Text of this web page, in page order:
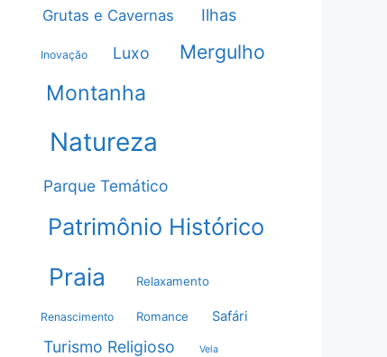
Grutas e Cavernas Ilhas
Inovação Luxo Mergulho
Montanha
Natureza
Parque Temático
Patrimônio Histórico
Praia Relaxamento
Renascimento Romance Safári
Turismo Religioso Vela